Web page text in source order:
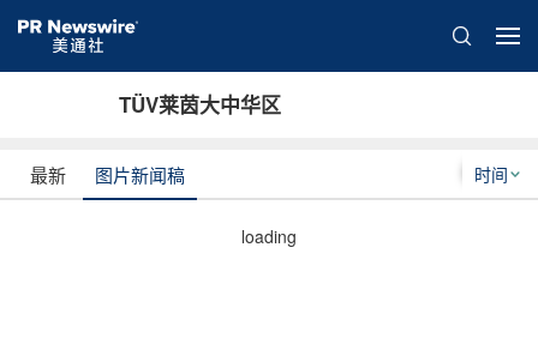
TÜV莱茵大中华区
时间
最新 图片新闻稿
loading